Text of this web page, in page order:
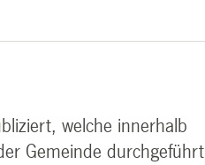
welche innerhalb
Gemeinde durchgeführt